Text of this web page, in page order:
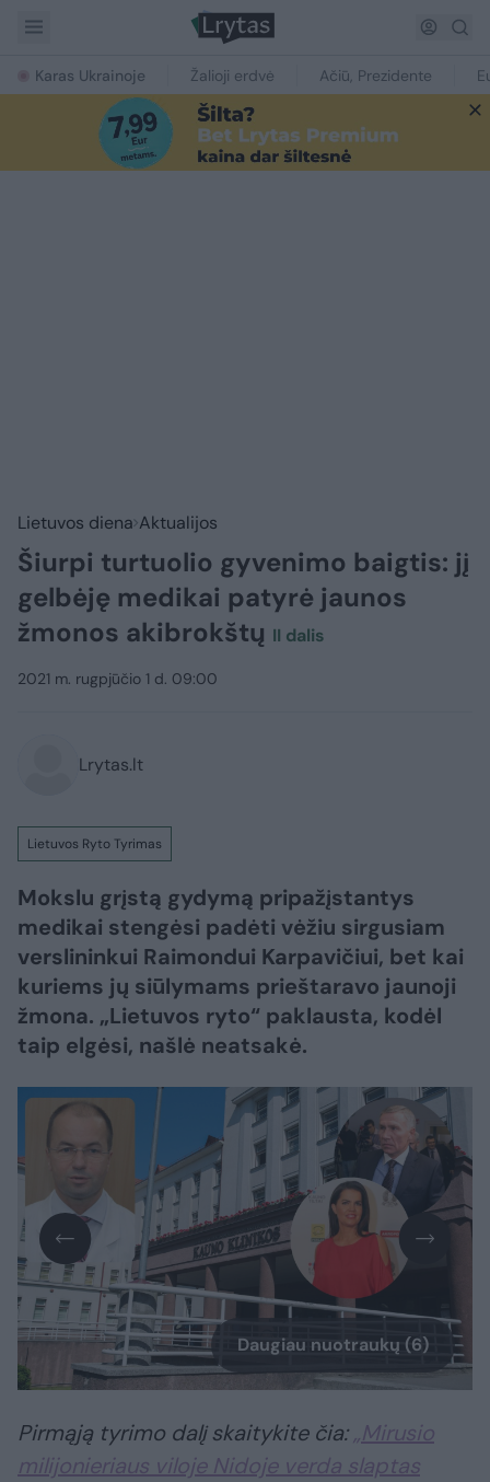
Karas Ukrainoje Žalioji erdvė Ačiū, Prezidente
Lietuvos diena Aktualijos
Šiurpi turtuolio gyvenimo baigtis: jį
gelbėję medikai patyrė jaunos
žmonos akibrokštų II dalis
2021 m. rugpjūčio 1 d. 09:00
Lrytas.lt
Lietuvos Ryto Tyrimas
Mokslu grįstą gydymą pripažįstantys
medikai stengėsi padėti vėžiu sirgusiam
verslininkui Raimondui Karpavičiui, bet kai
kuriems jų siūlymams prieštaravo jaunoji
žmona. „Lietuvos ryto“ paklausta, kodėl
taip elgėsi, našlė neatsakė.
Daugiau nuotraukų (6)
Pirmąją tyrimo dalį skaitykite čia:„Mirusio
milijonieriaus viloje Nidoje verda slaptas